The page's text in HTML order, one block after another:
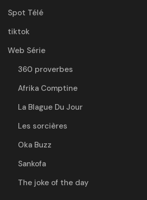
Spot Télé
tiktok
Web Série
360 proverbes
Afrika Comptine
La Blague Du Jour
Les sorcières
Oka Buzz
Sankofa
The joke of the day